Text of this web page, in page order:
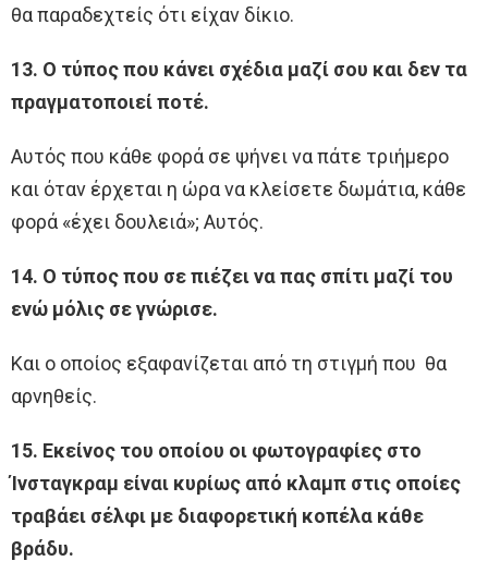
θα παραδεχτείς ότι είχαν δίκιο.
13. Ο τύπος που κάνει σχέδια μαζί σου και δεν τα
πραγματοποιεί ποτέ.
Αυτός που κάθε φορά σε ψήνει να πάτε τριήμερο
και όταν έρχεται η ώρα να κλείσετε δωμάτια, κάθε
φορά «έχει δουλειά»; Αυτός.
14. Ο τύπος που σε πιέζει να πας σπίτι μαζί του
ενώ μόλις σε γνώρισε.
Και ο οποίος εξαφανίζεται από τη στιγμή που θα
αρνηθείς.
15. Εκείνος του οποίου οι φωτογραφίες στο
Ίνσταγκραμ είναι κυρίως από κλαμπ στις οποίες
τραβάει σέλφι με διαφορετική κοπέλα κάθε
βράδυ.